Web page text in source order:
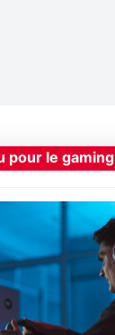
pour le gaming